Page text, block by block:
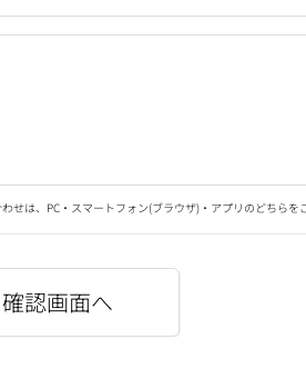
わせは、PC・スマートフォン(ブラウザ)・アプリのどちら